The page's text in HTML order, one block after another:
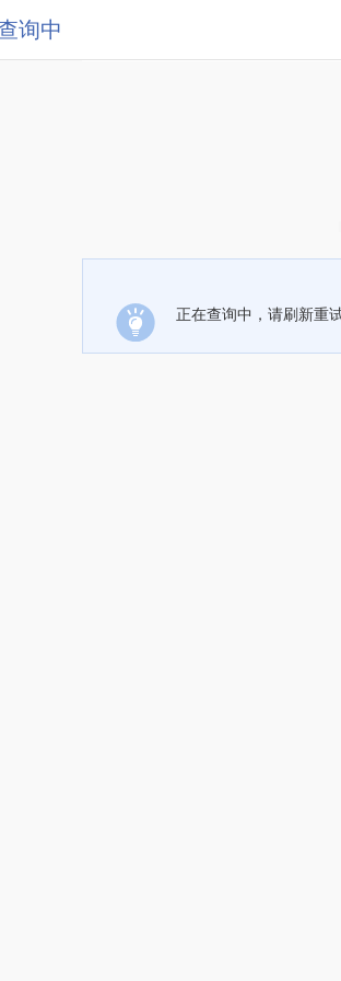
询中
正在查询中，请刷新重